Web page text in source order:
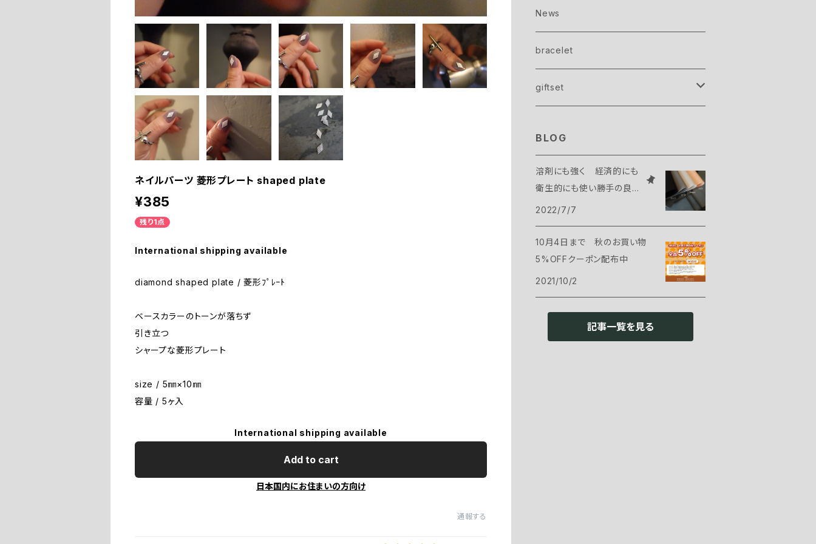
ネイルパーツ 菱形プレート shaped plate
¥385
残り1点
International shipping available
diamond shaped plate / 菱形ﾌﾟﾚｰﾄ
ベースカラーのトーンが落ちず
引き立つ
シャープな菱形プレート
size / 5㎜×10㎜
容量 / 5ヶ入
International shipping available
Add to cart
日本国内にお住まいの方向け
通報する
brion
crash
silicon mat
Silver
Gold
gel one color
Advanced
美容院で始めるフットジェルネイル講座
News
bracelet
giftset
BLOG
溶剤にも強く 経済的にも
衛生的にも使い勝手の良い
シリコンマット
2022/7/7
10月4日まで 秋のお買い物
5%OFFクーポン配布中
2021/10/2
記事一覧を見る